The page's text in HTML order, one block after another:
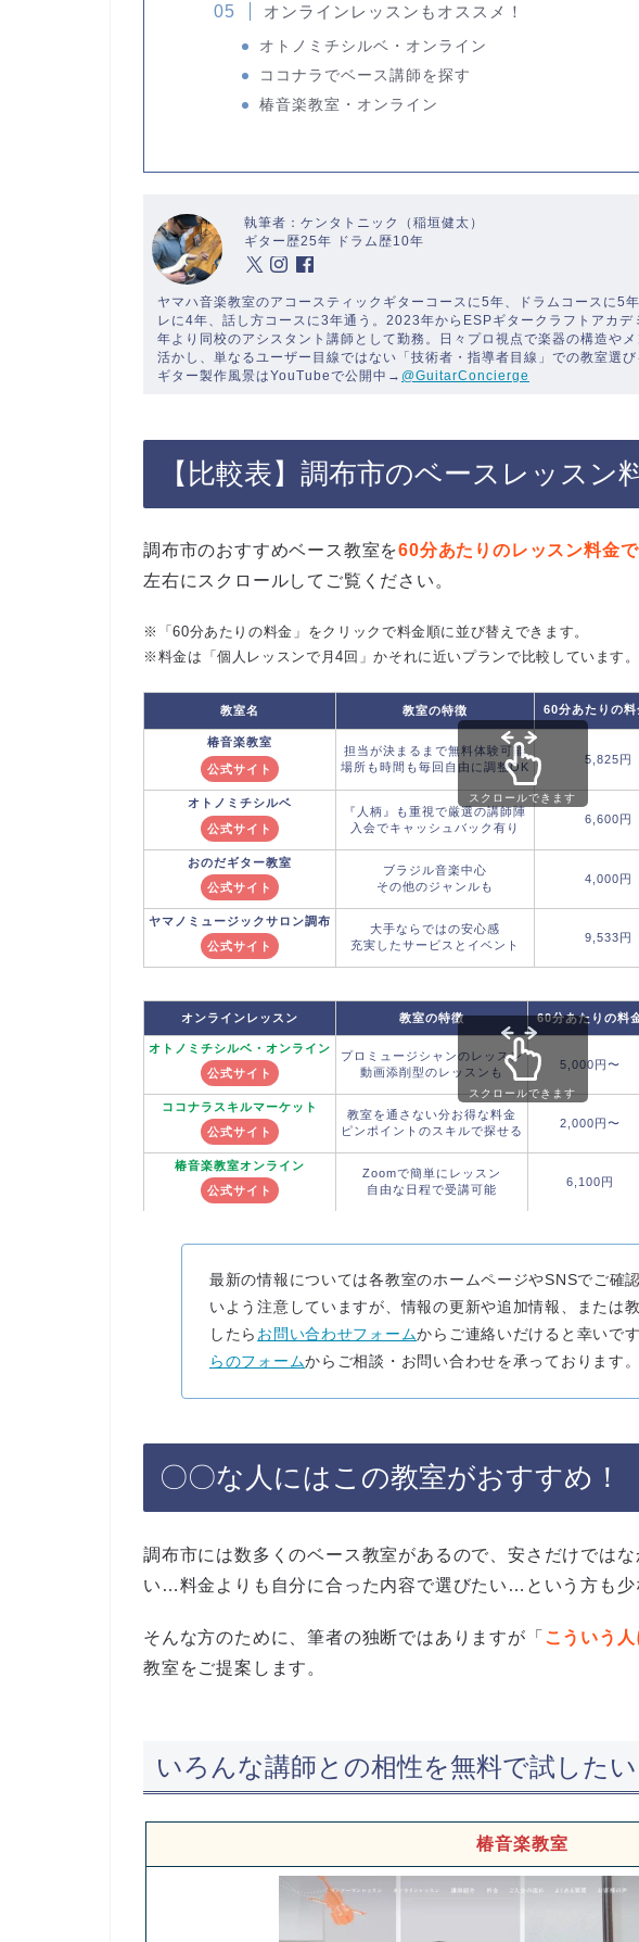
オンラインレッスンもオススメ！
オトノミチシルベ・オンライン
ココナラでベース講師を探す
椿音楽教室・オンライン
執筆者：ケンタトニック（稲垣健太）
ギター歴25年 ドラム歴10年
ヤマハ音楽教室のアコースティックギターコースに5年、ドラムコースに5
レに4年、話し方コースに3年通う。2023年からESPギタークラフトアカ
年より同校のアシスタント講師として勤務。日々プロ視点で楽器の構造や
活かし、単なるユーザー目線ではない「技術者・指導者目線」での教室選び
ギター製作風景はYouTubeで公開中→ @GuitarConcierge
【比較表】調布市のベースレッスン
調布市のおすすめベース教室を60分あたりのレッスン料金
左右にスクロールしてご覧ください。
※「60分あたりの料金」をクリックで料金順に並び替えできます。
※料金は「個人レッスンで月4回」かそれに近いプランで比較しています。
教室名 教室の特徴 60分あたりの料
椿音楽教室
公式サイト
担当が決まるまで無料体験可能
場所も時間も毎回自由に調整OK
5,825円
オトノミチシルベ
公式サイト
『人柄』も重視で厳選の講師陣
入会でキャッシュバック有り
6,600円
おのだギター教室
公式サイト
ブラジル音楽中心
その他のジャンルも
4,000円
ヤマノ ミュージックサロン調布
公式サイト
大手ならではの安心感
充実したサービスとイベント
9,533円
スクロールできます
オンラインレッスン 教室の特徴 60分あたりの料
オトノミチシルベ ・オンライン
公式サイト
プロミュージシャンのレッスン
動画添削型のレッスンも
5,000円〜
ココナラ スキルマーケット
公式サイト
教室を通さない分お得な料金
ピンポイントのスキルで探せる
2,000円〜
椿音楽教室オンライン
公式サイト
Zoomで簡単にレッスン
自由な日程で受講可能
6,100円
スクロールできます
最新の情報については各教室のホームページやSNSでご確
いよう注意していますが、情報の更新や追加情報、または
したら お問い合わせフォームからご連絡いだけると幸いで
らのフォームからご相談・お問い合わせを承っております。
〇〇な人には この教室がおすすめ！
調布市には数多くのベース教室があるので、安さだけでは
い…料金よりも自分に合った内容で選びたい…という方も少
そんな方のために、筆者の独断ではありますが「 こういう
教室をご提案します。
いろんな講師との相性を無料で試したい
椿音楽教室